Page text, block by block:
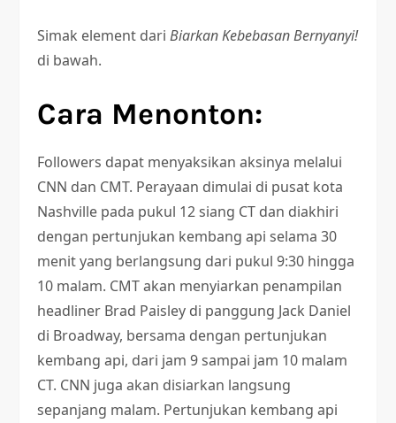
Simak element dariBiarkan Kebebasan Bernyanyi!
di bawah.
Cara Menonton:
Followers dapat menyaksikan aksinya melalui
CNN dan CMT. Perayaan dimulai di pusat kota
Nashville pada pukul 12 siang CT dan diakhiri
dengan pertunjukan kembang api selama 30
menit yang berlangsung dari pukul 9:30 hingga
10 malam. CMT akan menyiarkan penampilan
headliner Brad Paisley di panggung Jack Daniel
di Broadway, bersama dengan pertunjukan
kembang api, dari jam 9 sampai jam 10 malam
CT. CNN juga akan disiarkan langsung
sepanjang malam. Pertunjukan kembang api